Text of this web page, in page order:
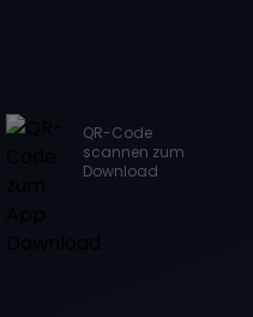
QR-Code
scannen zum
Download